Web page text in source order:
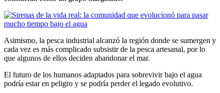
Asimismo, la pesca industrial alcanzó la región donde se sumergen y
cada vez es más complicado subsistir de la pesca artesanal, por lo
que algunos de ellos deciden abandonar el mar.
El futuro de los humanos adaptados para sobrevivir bajo el agua
podría estar en peligro y se podría perder el legado evolutivo.